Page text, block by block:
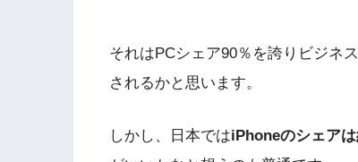
それはPCシェア90％を誇りビジネ
されるかと思います。
しかし、日本ではiPhoneのシェアは